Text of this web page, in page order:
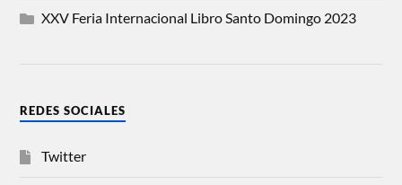
XXV Feria Internacional Libro Santo Domingo 2023
REDES SOCIALES
Twitter